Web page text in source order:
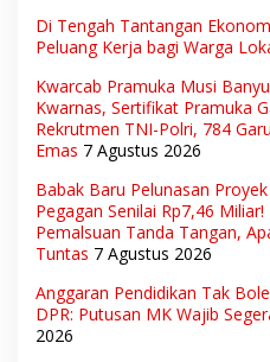
Di Tengah Tantangan
Peluang Kerja bagi Warga
Kwarcab Pramuka Musi
Kwarnas, Sertifikat Pramuka
Rekrutmen TNI-Polri, 784
Emas 7 Agustus 2026
Babak Baru Pelunasan
Pegagan Senilai Rp7,46
Pemalsuan Tanda Tangan,
Tuntas 7 Agustus 2026
Anggaran Pendidikan Tak
DPR: Putusan MK Wajib
2026